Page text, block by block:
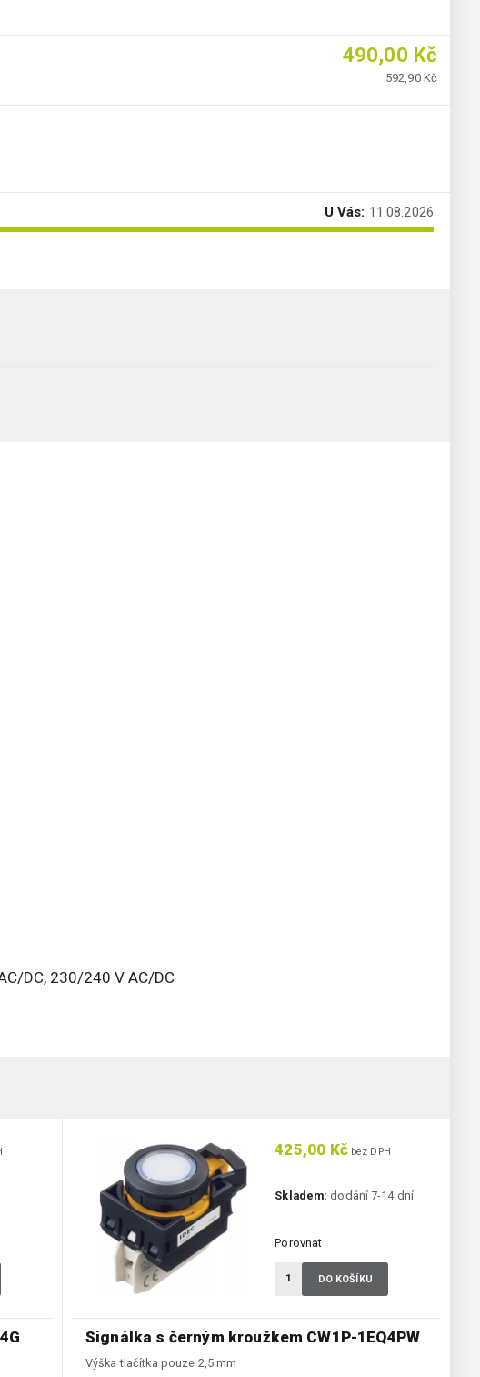
490,00 Kč
592,90 Kč
U Vás: 11.08.2026
DC, 230/240 V AC/DC
Signálka s černým kroužkem CW1P-1EQ4PW
Výška tlačítka pouze 2,5 mm
425,00 Kčbez DPH
Skladem: dodání 7-14 dní
Porovnat
DO KOŠÍKU